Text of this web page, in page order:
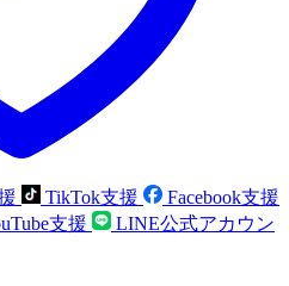
TikTok支援
Facebook支援
支援
LINE公式アカウン